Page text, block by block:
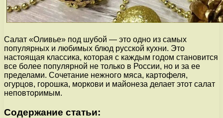
Салат «Оливье» под шубой — это одно из самых
популярных и любимых блюд русской кухни. Это
настоящая классика, которая с каждым годом становится
все более популярной не только в России, но и за ее
пределами. Сочетание нежного мяса, картофеля,
огурцов, горошка, моркови и майонеза делает этот салат
неповторимым.
Содержание статьи: